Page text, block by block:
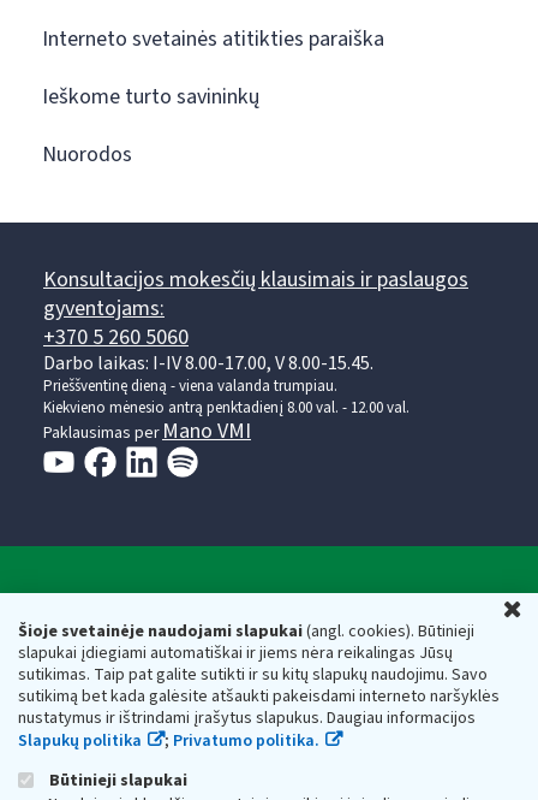
Šioje svetainėje naudojami slapukai(angl. cookies). Būtinieji
slapukai įdiegiami automatiškai ir jiems nėra reikalingas Jūsų
sutikimas. Taip pat galite sutikti ir su kitų slapukų naudojimu. Savo
sutikimą bet kada galėsite atšaukti pakeisdami interneto naršyklės
nustatymus ir ištrindami įrašytus slapukus. Daugiau informacijos
Slapukų politika
; Privatumo politika.
Būtinieji slapukai
Interneto svetainės atitikties paraiška
Ieškome turto savininkų
Nuorodos
Konsultacijos mokesčių klausimais ir paslaugos
gyventojams:
+370 5 260 5060
Darbo laikas: I-IV 8.00-17.00, V 8.00-15.45.
Prieššventinę dieną - viena valanda trumpiau.
Kiekvieno mėnesio antrą penktadienį 8.00 val. - 12.00 val.
Paklausimas per Mano VMI
Respublikos finansų ministerijos
Biudžetinė įstaiga. Juridinio asmens kodas — 188659752,
adresas: Vasario 16-osios g. 14, 01107 Vilnius, Lietuva, el.paštas:
vmi@vmi.lt, E. pristatymo dėžutės adresas 188659752
Duomenys apie Valstybinę mokesčių inspekciją prie Lietuvos
Respublikos finansų ministerijos kaupiami ir saugomi Juridinių